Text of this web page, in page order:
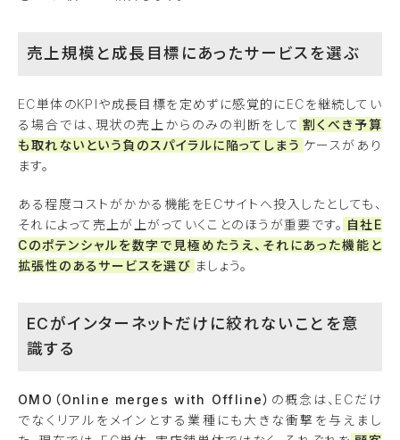
売上規模と成長目標にあったサービスを選ぶ
EC単体のKPIや成長目標を定めずに感覚的にECを継続してい
る場合では、現状の売上からのみの判断をして 割くべき予算
も取れないという負のスパイラルに陥ってしまう ケースがあり
ます。
ある程度コストがかかる機能をECサイトへ投入したとしても、
それによって売上が上がっていくことのほうが重要です。 自社E
Cのポテンシャルを数字で見極めたうえ、それにあった機能と
拡張性のあるサービスを選び ましょう。
ECがインターネットだけに絞れないことを意
識する
OMO（Online merges with Offline） の概念は、ECだけ
でなくリアルをメインとする業種にも大きな衝撃を与えまし